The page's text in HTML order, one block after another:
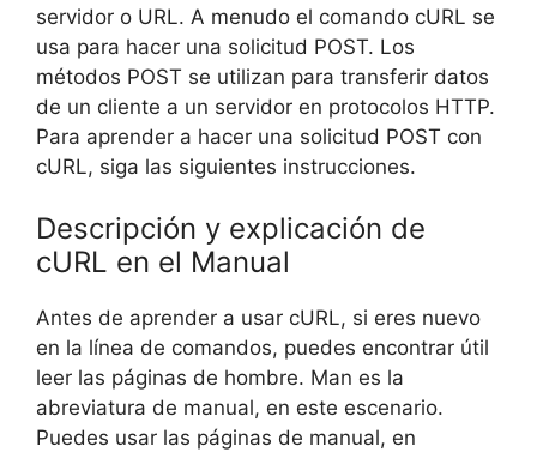
servidor o URL. A menudo el comando cURL se
usa para hacer una solicitud POST. Los
métodos POST se utilizan para transferir datos
de un cliente a un servidor en protocolos HTTP.
Para aprender a hacer una solicitud POST con
cURL, siga las siguientes instrucciones.
Descripción y explicación de
cURL en el Manual
Antes de aprender a usar cURL, si eres nuevo
en la línea de comandos, puedes encontrar útil
leer las páginas de hombre. Man es la
abreviatura de manual, en este escenario.
Puedes usar las páginas de manual, en